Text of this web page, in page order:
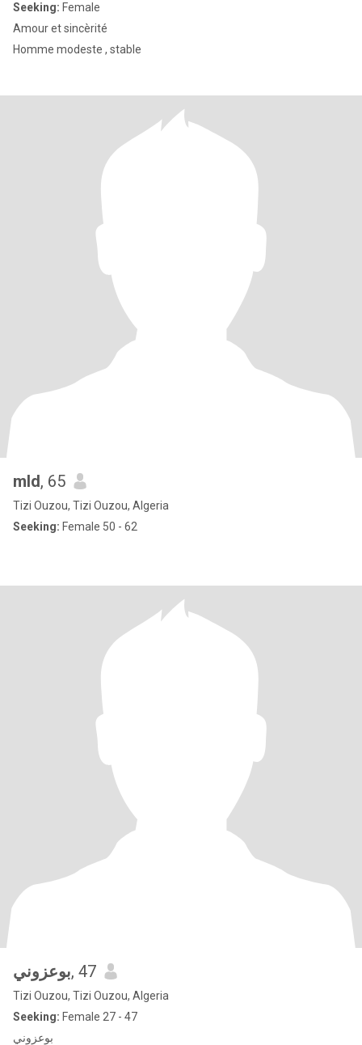
Seeking: Female
Amour et sincèrité
Homme modeste , stable
mld, 65
Tizi Ouzou, Tizi Ouzou, Algeria
Seeking: Female 50 - 62
بوعزوني, 47
Tizi Ouzou, Tizi Ouzou, Algeria
Seeking: Female 27 - 47
بوعزوني